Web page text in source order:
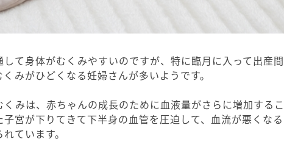
て身体がむくみやすいのですが、特に臨月に入って出産間
みがひどくなる妊婦さんが多いようです。
みは、赤ちゃんの成長のために血液量がさらに増加するこ
子宮が下りてきて下半身の血管を圧迫して、血流が悪くなる
ています。